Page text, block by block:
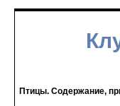
Птицы. Содержание,